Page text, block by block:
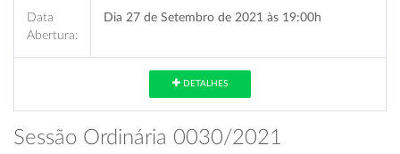
Data
Abertura:
Dia 27 de Setembro de 2021 às 19:00h
DETALHES
Sessão Ordinária 0030/2021